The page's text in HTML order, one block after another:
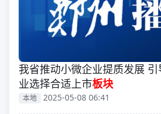
我省推动小微企业提质发展 引
业选择合适上市板块
本地 2025-05-08 06:41